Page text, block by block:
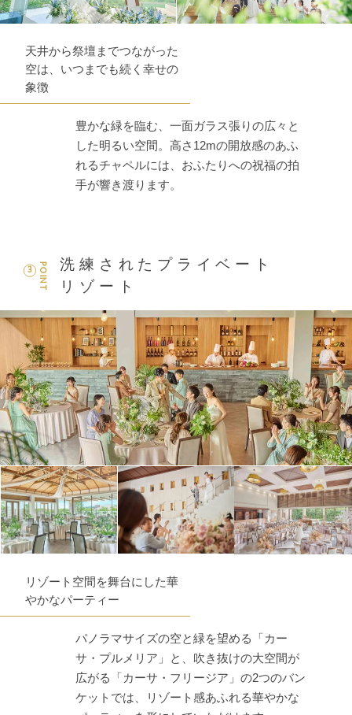
天井から祭壇までつながった
空は、いつまでも続く幸せの
象徴
豊かな緑を臨む、一面ガラス張りの広々と
した明るい空間。高さ12mの開放感のあふ
れるチャペルには、おふたりへの祝福の拍
手が響き渡ります。
POINT
3
洗練されたプライベート
リゾート
リゾート空間を舞台にした華
やかなパーティー
パノラマサイズの空と緑を望める「カー
サ・プルメリア」と、吹き抜けの大空間が
広がる「カーサ・フリージア」の2つのバン
ケットでは、リゾート感あふれる華やかな